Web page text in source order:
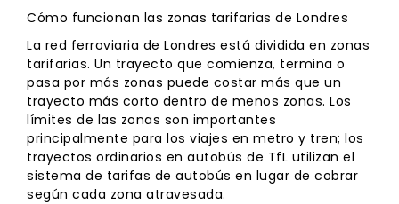
Cómo funcionan las zonas tarifarias de Londres
La red ferroviaria de Londres está dividida en zonas
tarifarias. Un trayecto que comienza, termina o
pasa por más zonas puede costar más que un
trayecto más corto dentro de menos zonas. Los
límites de las zonas son importantes
principalmente para los viajes en metro y tren; los
trayectos ordinarios en autobús de TfL utilizan el
sistema de tarifas de autobús en lugar de cobrar
según cada zona atravesada.